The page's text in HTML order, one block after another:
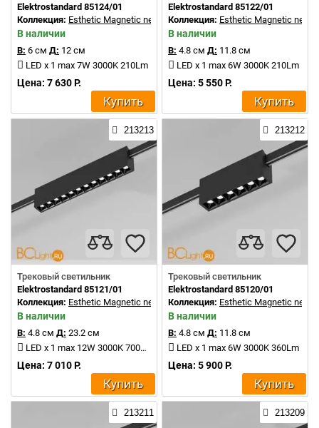
Elektrostandard 85124/01
Коллекция: Esthetic Magnetic new
В наличии
В: 6 см Д: 12 см
LED x 1 max 7W 3000K 210Lm
Цена: 7 630 Р.
Купить
Elektrostandard 85122/01
Коллекция: Esthetic Magnetic new
В наличии
В: 4.8 см Д: 11.8 см
LED x 1 max 6W 3000K 210Lm
Цена: 5 550 Р.
Купить
213213
Трековый светильник
Elektrostandard 85121/01
Коллекция: Esthetic Magnetic new
В наличии
В: 4.8 см Д: 23.2 см
LED x 1 max 12W 3000K 700Lm
Цена: 7 010 Р.
Купить
213212
Трековый светильник
Elektrostandard 85120/01
Коллекция: Esthetic Magnetic new
В наличии
В: 4.8 см Д: 11.8 см
LED x 1 max 6W 3000K 360Lm
Цена: 5 900 Р.
Купить
213211 213209